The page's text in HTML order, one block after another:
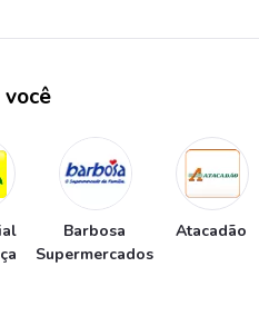
Barbosa
Supermercados
Atacadão